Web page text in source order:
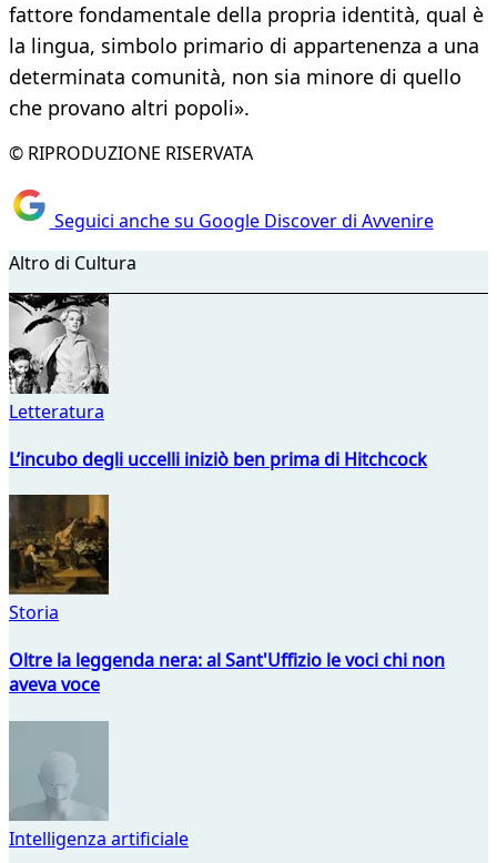
fattore fondamentale della propria identità, qual è
la lingua, simbolo primario di appartenenza a una
determinata comunità, non sia minore di quello
che provano altri popoli».
© RIPRODUZIONE RISERVATA
Seguici anche su Google Discover di Avvenire
Altro di Cultura
Letteratura
L’incubo degli uccelli iniziò ben prima di Hitchcock
Storia
Oltre la leggenda nera: al Sant'Uffizio le voci chi non
aveva voce
Intelligenza artificiale